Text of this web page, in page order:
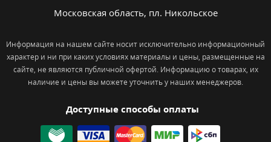
Доступные способы оплаты
Московская область, пл. Никольcкое
Информация на нашем сайте носит исключительно информационный
характер и ни при каких условиях материалы и цены, размещенные на
сайте, не являются публичной офертой. Информацию о товарах, их
наличие и цены вы можете уточнить у наших менеджеров.